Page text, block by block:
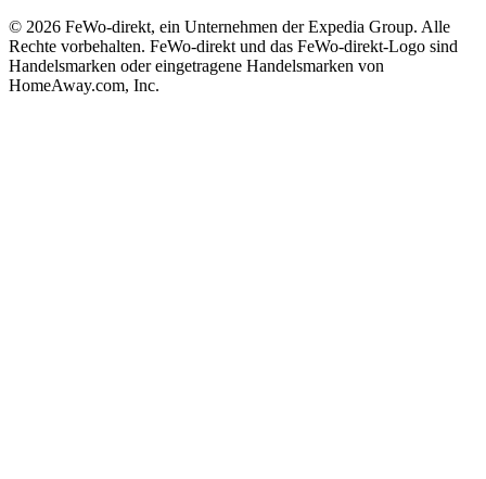
© 2026 FeWo-direkt, ein Unternehmen der Expedia Group. Alle
Rechte vorbehalten. FeWo-direkt und das FeWo-direkt-Logo sind
Handelsmarken oder eingetragene Handelsmarken von
HomeAway.com, Inc.